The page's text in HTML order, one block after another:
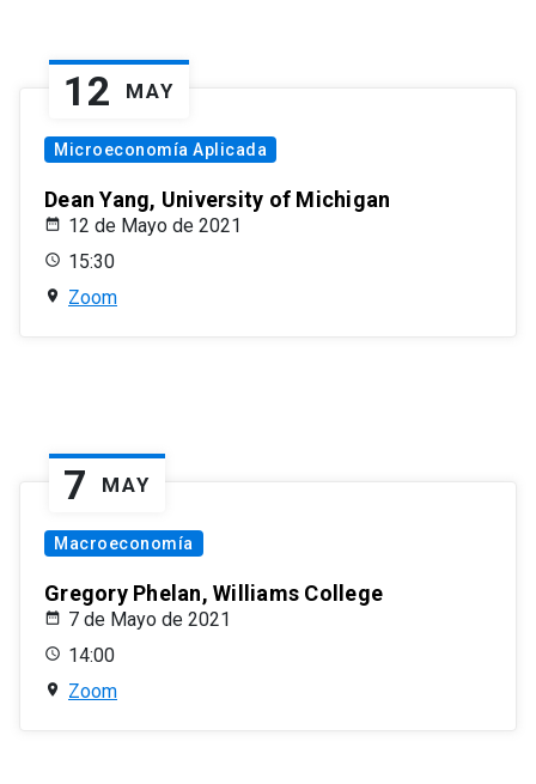
12 MAY
Microeconomía Aplicada
Dean Yang, University of Michigan
12 de Mayo de 2021
15:30
Zoom
7 MAY
Macroeconomía
Gregory Phelan, Williams College
7 de Mayo de 2021
14:00
Zoom